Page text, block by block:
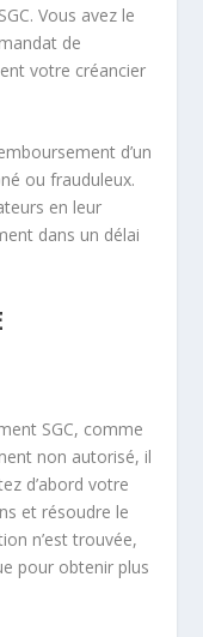
Vous avez le
de
votre créancier
d’un
ou frauduleux.
en leur
dans un délai
SGC, comme
non autorisé, il
d’abord votre
et résoudre le
n’est trouvée,
pour obtenir plus